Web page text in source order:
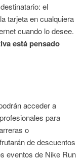
el
tarjeta en cualquiera
cuando lo desee.
está pensado
acceder a
para
o
de descuentos
eventos de Nike Run